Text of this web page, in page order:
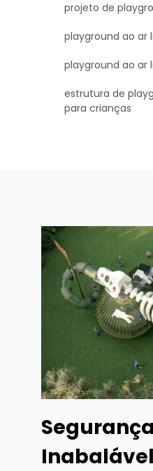
projeto de
playground ao ar
playground ao ar
estrutura de
para crianças
Segurança